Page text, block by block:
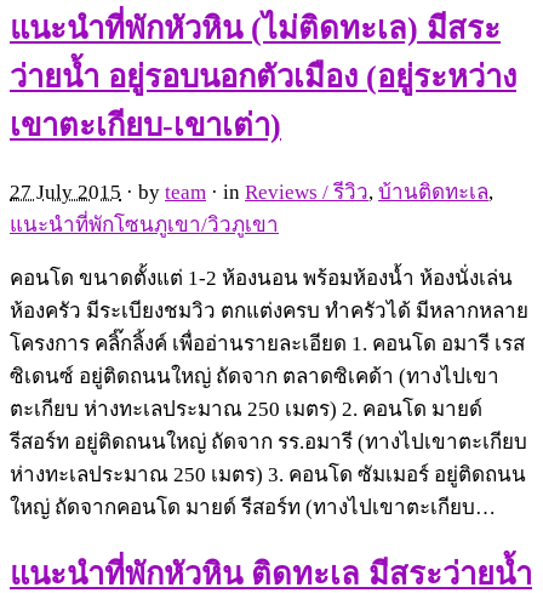
แนะนำที่พักหัวหิน (ไม่ติดทะเล) มีสระ
ว่ายน้ำ อยู่รอบนอกตัวเมือง (อยู่ระหว่าง
เขาตะเกียบ-เขาเต่า)
27 July 2015 · by team · in Reviews / รีวิว, บ้านติดทะเล,
แนะนำที่พักโซนภูเขา/วิวภูเขา
คอนโด ขนาดตั้งแต่ 1-2 ห้องนอน พร้อมห้องน้ำ ห้องนั่งเล่น
ห้องครัว มีระเบียงชมวิว ตกแต่งครบ ทำครัวได้ มีหลากหลาย
โครงการ คลิ๊กลิ้งค์ เพื่ออ่านรายละเอียด 1. คอนโด อมารี เรส
ซิเดนซ์ อยู่ติดถนนใหญ่ ถัดจาก ตลาดซิเคด้า (ทางไปเขา
ตะเกียบ ห่างทะเลประมาณ 250 เมตร) 2. คอนโด มายด์
รีสอร์ท อยู่ติดถนนใหญ่ ถัดจาก รร.อมารี (ทางไปเขาตะเกียบ
ห่างทะเลประมาณ 250 เมตร) 3. คอนโด ซัมเมอร์ อยู่ติดถนน
ใหญ่ ถัดจากคอนโด มายด์ รีสอร์ท (ทางไปเขาตะเกียบ…
แนะนำที่พักหัวหิน ติดทะเล มีสระว่ายน้ำ